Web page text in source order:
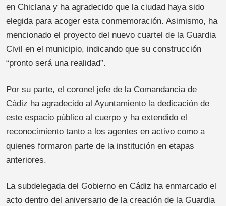
en Chiclana y ha agradecido que la ciudad haya sido
elegida para acoger esta conmemoración. Asimismo, ha
mencionado el proyecto del nuevo cuartel de la Guardia
Civil en el municipio, indicando que su construcción
“pronto será una realidad”.
Por su parte, el coronel jefe de la Comandancia de
Cádiz ha agradecido al Ayuntamiento la dedicación de
este espacio público al cuerpo y ha extendido el
reconocimiento tanto a los agentes en activo como a
quienes formaron parte de la institución en etapas
anteriores.
La subdelegada del Gobierno en Cádiz ha enmarcado el
acto dentro del aniversario de la creación de la Guardia